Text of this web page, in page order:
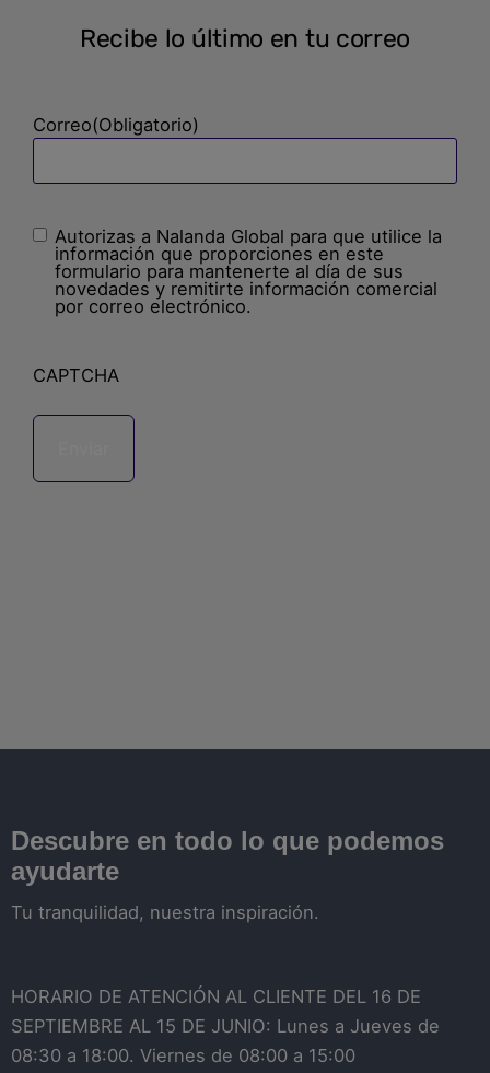
Recibe lo último en tu correo
Correo(Obligatorio)
Sin
nombre(Obligatorio)
Autorizas a Nalanda Global para que utilice la
información que proporciones en este
formulario para mantenerte al día de sus
novedades y remitirte información comercial
por correo electrónico.
CAPTCHA
Descubre en todo lo que podemos
ayudarte
Tu tranquilidad, nuestra inspiración.
HORARIO DE ATENCIÓN AL CLIENTE DEL 16 DE
SEPTIEMBRE AL 15 DE JUNIO: Lunes a Jueves de
08:30 a 18:00. Viernes de 08:00 a 15:00